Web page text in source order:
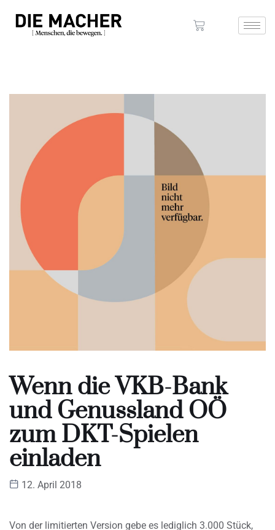
Wenn die VKB-Bank
und Genussland OÖ
zum DKT-Spielen
einladen
12. April 2018
Von der limitierten Version gebe es lediglich 3.000 Stück,